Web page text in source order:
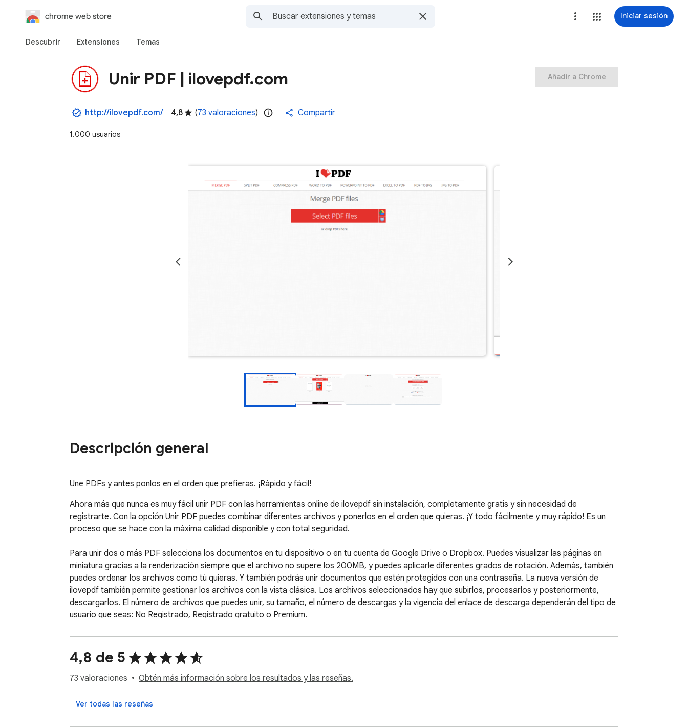
chrome web store Iniciar sesión
Descubrir Extensiones Temas
Unir PDF | ilovepdf.com
http://ilovepdf.com/ 4,8 (73 valoraciones) Compartir
1.000 usuarios
Añadir a Chrome
Descripción general
Une PDFs y antes ponlos en el orden que prefieras. ¡Rápido y fácil!
Ahora más que nunca es muy fácil unir PDF con las herramientas online de ilovepdf sin instalación, completamente gratis y sin necesidad de
registrarte. Con la opción Unir PDF puedes combinar diferentes archivos y ponerlos en el orden que quieras. ¡Y todo fácilmente y muy rápido! Es un
proceso que se hace con la máxima calidad disponible y con total seguridad.
Para unir dos o más PDF selecciona los documentos en tu dispositivo o en tu cuenta de Google Drive o Dropbox. Puedes visualizar las páginas en
miniatura gracias a la renderización siempre que el archivo no supere los 200MB, y puedes aplicarle diferentes grados de rotación. Además, también
puedes ordenar los archivos como tú quieras. Y también podrás unir documentos que estén protegidos con una contraseña. La nueva versión de
ilovepdf también permite gestionar los archivos con la vista clásica. Los archivos seleccionados hay que subirlos, procesarlos y posteriormente,
descargarlos. El número de archivos que puedes unir, su tamaño, el número de descargas y la vigencia del enlace de descarga dependerán del tipo de
usuario que seas: No Registrado, Registrado gratuito o Premium.
4,8 de 5
73 valoraciones Obtén más información sobre los resultados y las reseñas.
Ver todas las reseñas